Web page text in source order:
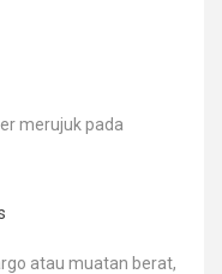
merujuk pada
atau muatan berat,